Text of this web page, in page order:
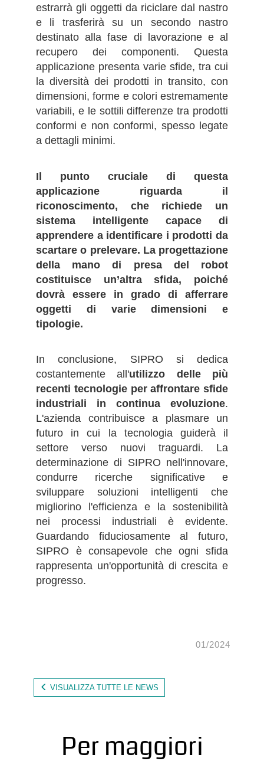
estrarrà gli oggetti da riciclare dal nastro
e li trasferirà su un secondo nastro
destinato alla fase di lavorazione e al
recupero dei componenti. Questa
applicazione presenta varie sfide, tra cui
la diversità dei prodotti in transito, con
dimensioni, forme e colori estremamente
variabili, e le sottili differenze tra prodotti
conformi e non conformi, spesso legate
a dettagli minimi.
Il punto cruciale di questa
applicazione riguarda il
riconoscimento, che richiede un
sistema intelligente capace di
apprendere a identificare i prodotti da
scartare o prelevare. La progettazione
della mano di presa del robot
costituisce un’altra sfida, poiché
dovrà essere in grado di afferrare
oggetti di varie dimensioni e
tipologie.
In conclusione, SIPRO si dedica
costantemente all'utilizzo delle più
recenti tecnologie per affrontare sfide
industriali in continua evoluzione.
L'azienda contribuisce a plasmare un
futuro in cui la tecnologia guiderà il
settore verso nuovi traguardi. La
determinazione di SIPRO nell'innovare,
condurre ricerche significative e
sviluppare soluzioni intelligenti che
migliorino l'efficienza e la sostenibilità
nei processi industriali è evidente.
Guardando fiduciosamente al futuro,
SIPRO è consapevole che ogni sfida
rappresenta un'opportunità di crescita e
progresso.
01/2024
VISUALIZZA TUTTE LE NEWS
Per maggiori